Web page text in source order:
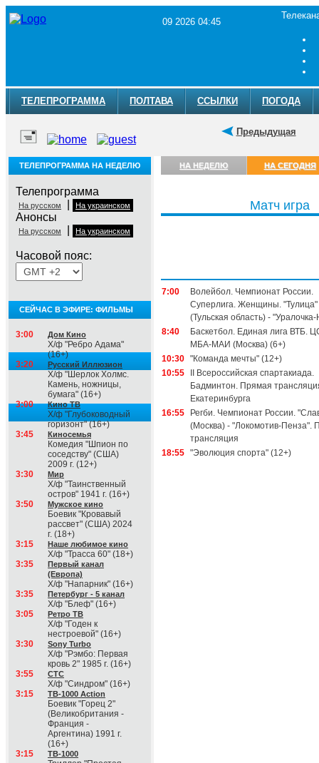
09 2026 04:45
ТЕЛЕПРОГРАММА ПОЛТАВА ССЫЛКИ ПОГОДА
Предыдущая
ТЕЛЕПРОГРАММА НА НЕДЕЛЮ
Телепрограмма
На русском На украинском
Анонсы
На русском На украинском
Часовой пояс:
СЕЙЧАС В ЭФИРЕ: ФИЛЬМЫ
3:00 Дом Кино
Х/ф "Ребро Адама"
(16+)
3:20
Русский Иллюзион
Х/ф "Шерлок Холмс.
Камень, ножницы,
бумага" (16+)
3:00
Кино ТВ
Х/ф "Глубоководный
горизонт" (16+)
3:45
Киносемья
Комедия "Шпион по
соседству" (США)
2009 г. (12+)
3:30
Мир
Х/ф "Таинственный
остров" 1941 г. (16+)
3:50
Мужское кино
Боевик "Кровавый
рассвет" (США) 2024
г. (18+)
3:15
Наше любимое кино
Х/ф "Трасса 60" (18+)
3:35
Первый канал
(Европа)
Х/ф "Напарник" (16+)
3:35
Петербург - 5 канал
Х/ф "Блеф" (16+)
3:05
Ретро ТВ
Х/ф "Годен к
нестроевой" (16+)
3:30
Sony Turbo
Х/ф "Рэмбо: Первая
кровь 2" 1985 г. (16+)
3:55
СТС
Х/ф "Синдром" (16+)
3:15
ТВ-1000 Action
Боевик "Горец 2"
(Великобритания -
Франция -
Аргентина) 1991 г.
(16+)
3:15
ТВ-1000
НА НЕДЕЛЮ НА СЕГОДНЯ
Матч игра
7:00
Волейбол. Чемпионат России.
Суперлига. Женщины. "Тулица"
(Тульская область) -
8:40
Баскетбол. Единая лига ВТБ.
МБА-МАИ (Москва) (6+)
10:30 "Команда мечты" (12+)
10:55
II Всероссийская спартакиада.
Бадминтон. Прямая
Екатеринбурга
16:55
Регби. Чемпионат России.
(Москва) - "Локомотив-Пенза".
трансляция
18:55 "Эволюция спорта" (12+)